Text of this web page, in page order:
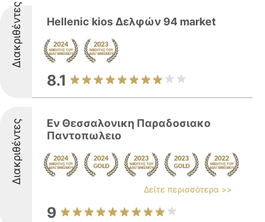
Διακριθέντες Hellenic kios Δελφών 94 market
8.1
Διακριθέντες
Εν Θεσσαλονικη Παραδοσιακο
Παντοπωλειο
Δείτε περισσότερα >>
9